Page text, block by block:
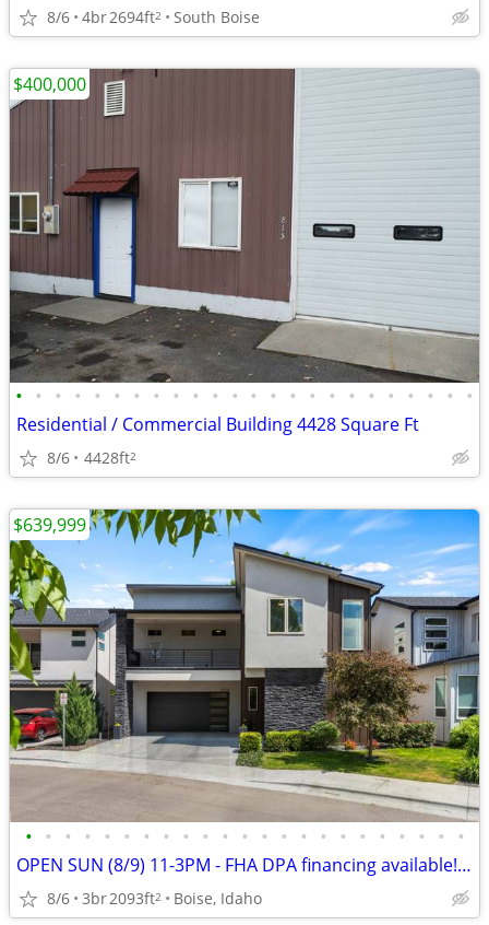
8/6 4br2694ft2 South Boise
• • • • • • • • • • • • • • • • • • • • • • • •
Residential / Commercial Building 4428 Square Ft
8/6 4428ft2
$400,000
• • • • • • • • • • • • • • • • • • • • • • •
OPEN SUN (8/9) 11-3PM - FHA DPA financing available!! Immaculate Home in NW Bois
8/6 3br2093ft2 Boise, Idaho
$639,999